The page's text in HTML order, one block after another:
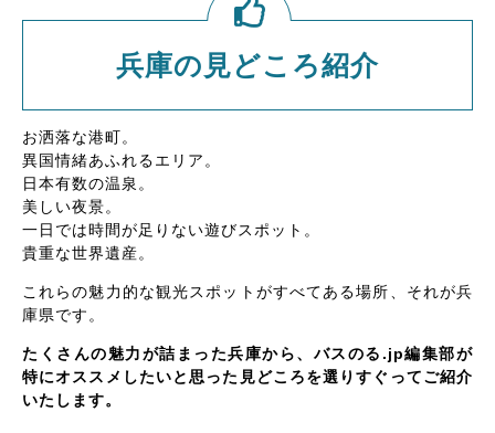
兵庫の見どころ紹介
お洒落な港町。
異国情緒あふれるエリア。
日本有数の温泉。
美しい夜景。
一日では時間が足りない遊びスポット。
貴重な世界遺産。
これらの魅力的な観光スポットがすべてある場所、それが兵
庫県です。
たくさんの魅力が詰まった兵庫から、バスのる.jp編集部が
特にオススメしたいと思った見どころを選りすぐってご紹介
いたします。